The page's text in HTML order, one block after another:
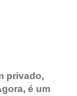
privado,
é um